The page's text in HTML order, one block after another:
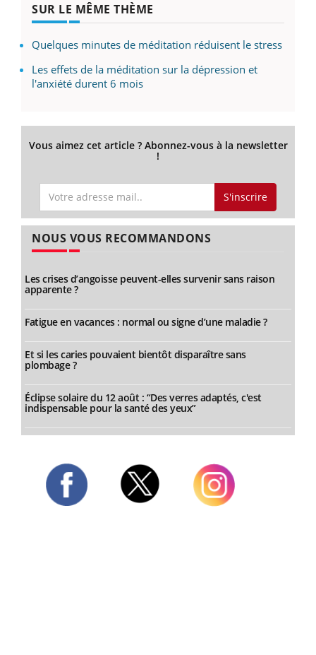
SUR LE MÊME THÈME
Quelques minutes de méditation réduisent le stress
Les effets de la méditation sur la dépression et
l'anxiété durent 6 mois
Vous aimez cet article ? Abonnez-vous à la newsletter
!
S'inscrire
NOUS VOUS RECOMMANDONS
Les crises d’angoisse peuvent-elles survenir sans raison
apparente ?
Fatigue en vacances : normal ou signe d’une maladie ?
Et si les caries pouvaient bientôt disparaître sans
plombage ?
Éclipse solaire du 12 août : “Des verres adaptés, c'est
indispensable pour la santé des yeux”